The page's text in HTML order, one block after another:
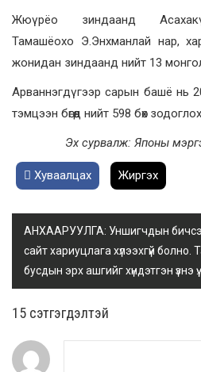
Жюүрёо зиндаанд
Тамашёохо Э.Энхманлай нар,
жонидан зиндаанд нийт 13
Арваннэгдүгээр сарын башё нь
тэмцээн бөгөөд нийт 598 бөх
Эх сурвалж: Японы
Хуваалцах Жиргэх
АНХААРУУЛГА: Уншигчдын
сайт хариуцлага хүлээхгүй болно.
бусдын эрх ашгийг хүндэтгэн үзнэ үү.
15 cэтгэгдэлтэй